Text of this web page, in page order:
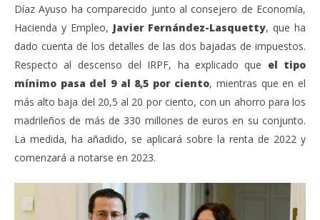
Díaz Ayuso ha comparecido junto al consejero de Economía,
Hacienda y Empleo, Javier Fernández-Lasquetty, que ha
dado cuenta de los detalles de las dos bajadas de impuestos.
Respecto al descenso del IRPF, ha explicado que el tipo
mínimo pasa del 9 al 8,5 por ciento, mientras que en el
más alto baja del 20,5 al 20 por ciento, con un ahorro para los
madrileños de más de 330 millones de euros en su conjunto.
La medida, ha añadido, se aplicará sobre la renta de 2022 y
comenzará a notarse en 2023.